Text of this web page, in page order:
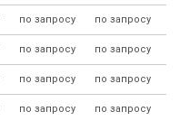
по запросу по запросу
по запросу по запросу
по запросу по запросу
по запросу по запросу